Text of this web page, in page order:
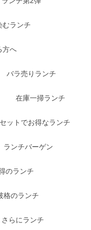
むランチ
方へ
バラ売りランチ
在庫一掃ランチ
セットでお得なランチ
ランチバーゲン
のランチ
格のランチ
さらにランチ